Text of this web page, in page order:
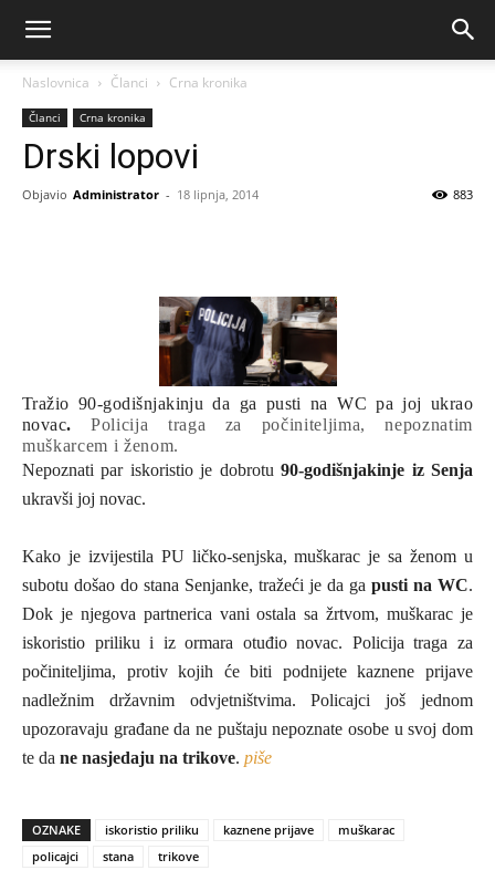
Naslovnica Članci Crna kronika
Članci Crna kronika
Drski lopovi
Objavio Administrator - 18 lipnja, 2014 883
Tražio 90-godišnjakinju da ga pusti na WC pa joj ukrao
novac.Policija traga za počiniteljima, nepoznatim
muškarcem i ženom.
Nepoznati par iskoristio je dobrotu90-godišnjakinje iz Senja
ukravši joj novac.
Kako je izvijestila PU ličko-senjska, muškarac je sa ženom u
subotu došao do stana Senjanke, tražeći je da ga pusti na WC.
Dok je njegova partnerica vani ostala sa žrtvom, muškarac je
iskoristio priliku i iz ormara otuđio novac. Policija traga za
počiniteljima, protiv kojih će biti podnijete kaznene prijave
nadležnim državnim odvjetništvima. Policajci još jednom
upozoravaju građane da ne puštaju nepoznate osobe u svoj dom
te da ne nasjedaju na trikove. piše
OZNAKE iskoristio priliku kaznene prijave
muškarac
policajci
stana trikove